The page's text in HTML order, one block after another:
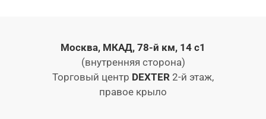
Москва, МКАД, 78-й км, 14 с1
(внутренняя сторона)
Торговый центр DEXTER 2-й этаж,
правое крыло